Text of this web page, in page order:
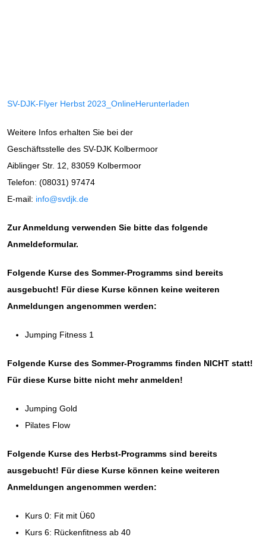
SV-DJK-Flyer Herbst 2023_OnlineHerunterladen
Weitere Infos erhalten Sie bei der
Geschäftsstelle des SV-DJK Kolbermoor
Aiblinger Str. 12, 83059 Kolbermoor
Telefon: (08031) 97474
E-mail: info@svdjk.de
Zur Anmeldung verwenden Sie bitte das folgende
Anmeldeformular.
Folgende Kurse des Sommer-Programms sind bereits
ausgebucht! Für diese Kurse können keine weiteren
Anmeldungen angenommen werden:
Jumping Fitness 1
Folgende Kurse des Sommer-Programms finden NICHT statt!
Für diese Kurse bitte nicht mehr anmelden!
Jumping Gold
Pilates Flow
Folgende Kurse des Herbst-Programms sind bereits
ausgebucht! Für diese Kurse können keine weiteren
Anmeldungen angenommen werden:
Kurs 0: Fit mit Ü60
Kurs 6: Rückenfitness ab 40